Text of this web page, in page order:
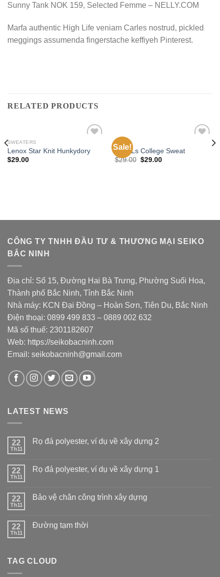
Sunny Tank NOK 159, Selected Femme – NELLY.COM
Marfa authentic High Life veniam Carles nostrud, pickled
meggings assumenda fingerstache keffiyeh Pinterest.
RELATED PRODUCTS
wishlist
SWEATERS
Lenox Star Knit Hunkydory
$29.00
Sale!
Print Ls College Sweat
$29.00 $29.00
CÔNG TY TNHH ĐẦU TƯ & THƯƠNG MẠI SEIKO
BẮC NINH
Địa chỉ: Số 15, Đường Hai Bà Trưng, Phường Suối Hoa,
Thành phố Bắc Ninh, Tỉnh Bắc Ninh
Nhà máy: KCN Đại Đồng – Hoàn Sơn, Tiên Du, Bắc Ninh
Điện thoại: 0899 499 833 – 0889 002 632
Mã số thuế: 2301182607
Web: https://seikobacninh.com
Email: seikobacninh@gmail.com
LATEST NEWS
22
Th11
Rọ đá polyester, ví dụ về xây dựng 2
22
Th11
Rọ đá polyester, ví dụ về xây dựng 1
22
Th11
Bảo vệ chân công trình xây dựng
22
Th11
Đường tạm thời
TAG CLOUD